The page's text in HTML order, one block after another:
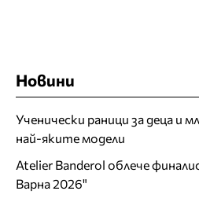
Новини
Ученически раници за деца и
най-яките модели
Atelier Banderol облече
Варна 2026"